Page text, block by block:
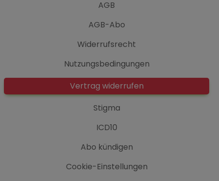
AGB
AGB-Abo
Widerrufsrecht
Nutzungsbedingungen
Vertrag widerrufen
Stigma
ICD10
Abo kündigen
Cookie-Einstellungen